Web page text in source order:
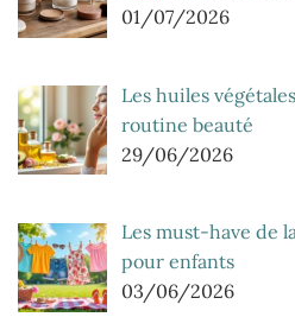
01/07/2026
Les huiles
routine beauté
29/06/2026
Les must-have de
pour enfants
03/06/2026